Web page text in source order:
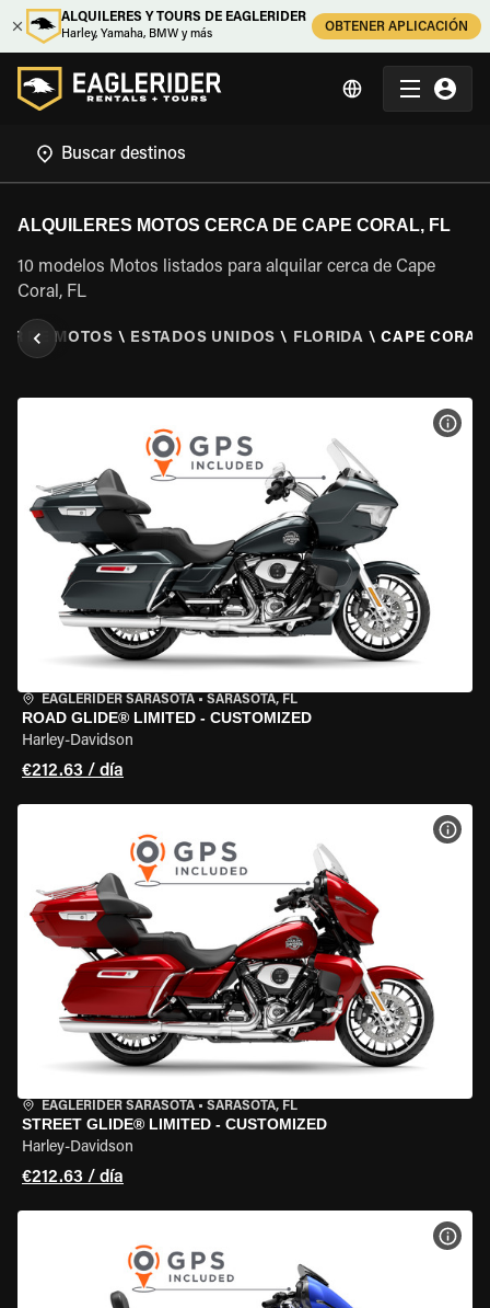
ALQUILERES Y TOURS DE EAGLERIDER
Harley, Yamaha, BMW y más
OBTENER APLICACIÓN
ALQUILERES MOTOS CERCA DE CAPE CORAL, FL
10 modelos Motos listados para alquilar cerca de Cape
Coral, FL
DE MOTOS \ ESTADOS UNIDOS \ FLORIDA \ CAPE
EAGLERIDER SARASOTA • SARASOTA, FL
ROAD GLIDE® LIMITED - CUSTOMIZED
Harley-Davidson
€212.63 / día
VER
EAGLERIDER SARASOTA • SARASOTA, FL
STREET GLIDE® LIMITED - CUSTOMIZED
Harley-Davidson
€212.63 / día
VER
VER